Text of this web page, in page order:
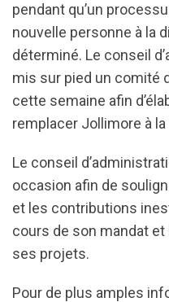
pendant qu’un
nouvelle personne à la
déterminé. Le conseil
mis sur pied un comité
cette semaine afin
remplacer Jollimore à
Le conseil
occasion afin de
et les contributions
cours de son mandat
ses projets.
Pour de plus amples